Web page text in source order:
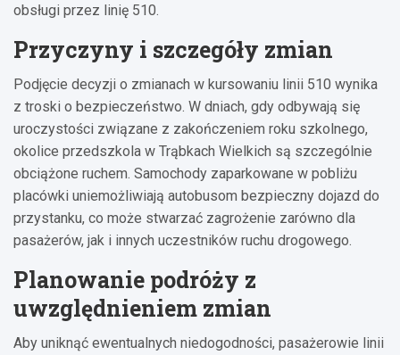
obsługi przez linię 510.
Przyczyny i szczegóły zmian
Podjęcie decyzji o zmianach w kursowaniu linii 510 wynika
z troski o bezpieczeństwo. W dniach, gdy odbywają się
uroczystości związane z zakończeniem roku szkolnego,
okolice przedszkola w Trąbkach Wielkich są szczególnie
obciążone ruchem. Samochody zaparkowane w pobliżu
placówki uniemożliwiają autobusom bezpieczny dojazd do
przystanku, co może stwarzać zagrożenie zarówno dla
pasażerów, jak i innych uczestników ruchu drogowego.
Planowanie podróży z
uwzględnieniem zmian
Aby uniknąć ewentualnych niedogodności, pasażerowie linii